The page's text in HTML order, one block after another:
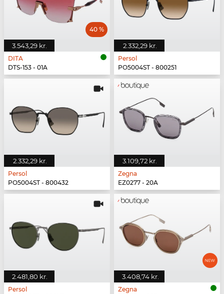
3.543,29 kr.
40 %
DITA
DTS-153 - 01A
2.332,29 kr.
Persol
PO5004ST - 800251
2.332,29 kr.
Persol
PO5004ST - 800432
3.109,72 kr.
Zegna
EZ0277 - 20A
2.481,80 kr.
Persol
3.408,74 kr.
Zegna